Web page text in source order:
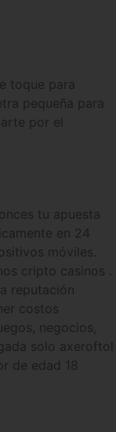
toque para
pequeña para
por el
tu apuesta
en 24
móviles.
cripto casinos .
reputación
costos
negocios,
solo axeroftol
de edad 18